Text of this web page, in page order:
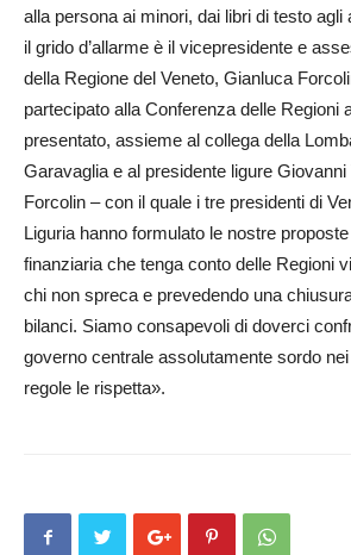
alla persona ai minori, dai libri di testo
il grido d’allarme è il vicepresidente e
della Regione del Veneto, Gi­anluca
partecipato alla Conferenza delle Re­gioni
presentato, assieme al collega della
Garavaglia e al presidente ligure Giovanni
Forcolin – con il qu­ale i tre presidenti di
Liguria hanno formulato le nostre
finanziaria che tenga conto delle Regioni
chi non spreca e prevedendo una
bilanci. Siamo consapevoli di doverci
governo centr­ale assolutamente sordo
regole le rispetta».